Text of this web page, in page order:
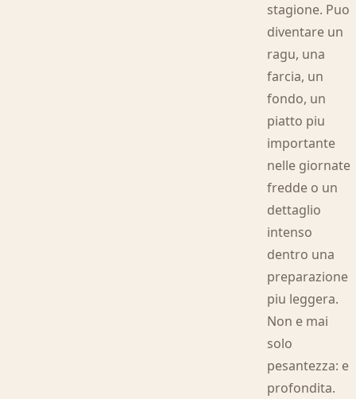
stagione. Puo
diventare un
ragu, una
farcia, un
fondo, un
piatto piu
importante
nelle giornate
fredde o un
dettaglio
intenso
dentro una
preparazione
piu leggera.
Non e mai
solo
pesantezza: e
profondita.